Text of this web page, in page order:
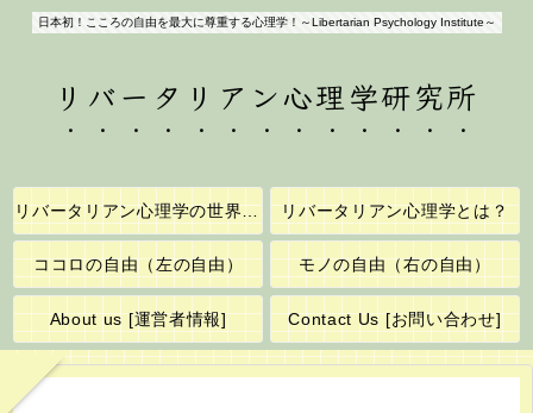
日本初！こころの自由を最大に尊重する心理学！～Libertarian Psychology Institute～
リバータリアン心理学研究所
リバータリアン心理学の世界へようこそ！ リバータリアン心理学とは？
ココロの自由（左の自由） モノの自由（右の自由）
About us [運営者情報] Contact Us [お問い合わせ]